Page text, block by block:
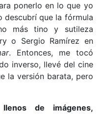
ponerlo en lo que yo
descubrí que la fórmula
más tino y sutileza
o Sergio Ramírez en
. Entonces, me tocó
inverso, llevé del cine
la versión barata, pero
de imágenes,